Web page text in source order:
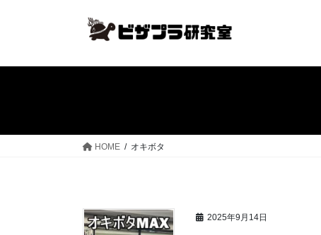
HOME オキボタ
2025年9月14日